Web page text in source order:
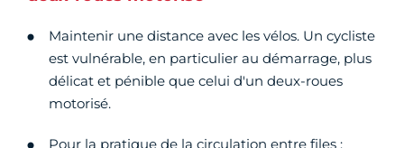
Maintenir une distance avec les vélos. Un cycliste
est vulnérable, en particulier au démarrage, plus
délicat et pénible que celui d'un deux-roues
motorisé.
Pour la pratique de la circulation entre files :